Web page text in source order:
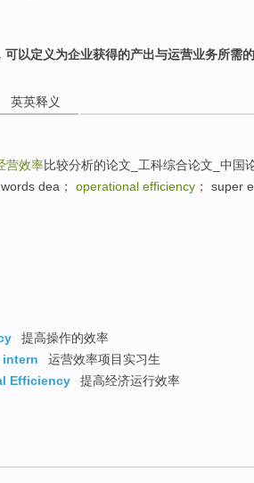
以定义为企业获得的产出与运营业务所需的
英英释义
营效率比较分析的论文_工科综合论文_中国
dea； operational efficiency ； super
提高操作的效率
运营效率项目实习生
Efficiency
提高经济运行效率